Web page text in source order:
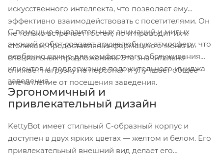
искусственного интеллекта, что позволяет ему
эффективно взаимодействовать с посетителями. Он
не только встречает гостей, но и проводит их к
столикам, предоставляя информацию о меню и
специальных предложениях. Это значительно
снижает нагрузку на персонал и улучшает общее
впечатление от посещения заведения.
С помощью выразительных анимаций и милых
эмоций робот создает дружелюбную атмосферу, что
особенно важно для комфортного обслуживания
клиентов и поддержания положительного имиджа
заведения.
Эргономичный и
привлекательный дизайн
KettyBot имеет стильный С-образный корпус и
доступен в двух ярких цветах — желтом и белом. Его
привлекательный внешний вид делает его